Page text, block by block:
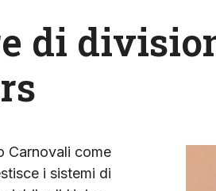
di
Carnovali come
i sistemi di